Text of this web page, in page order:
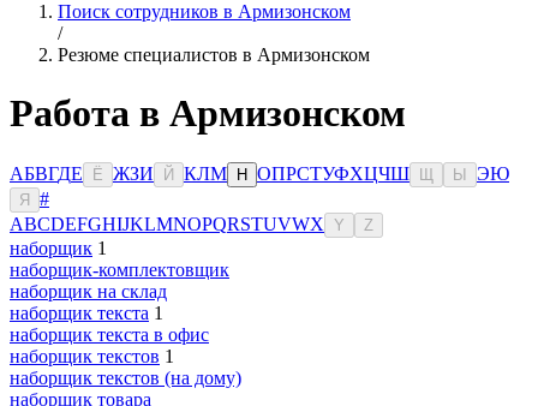
Поиск сотрудников в Армизонском
/
Резюме специалистов в Армизонском
Работа в Армизонском
АБВГДЕ Ё ЖЗИ Й КЛМ Н ОПРСТУФХЦЧШ Ы ЭЮ
Я
#
ABCDEFGHIJKLMNOPQRSTUVWX Y Z
наборщик 1
наборщик-комплектовщик
наборщик на склад
наборщик текста 1
наборщик текста в офис
наборщик текстов 1
наборщик текстов (на дому)
наборщик товара